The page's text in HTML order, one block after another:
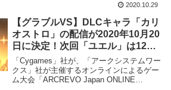
ィニティブ・エディション」及び対戦格闘
ゲーム「GUILTY GEAR Xrd REV 2」、探
索型2Dアクションゲーム「Hollow
Knight」並びに一人称アドベンチャーゲー
ム「PlayStation 5」版「Bugsnax」の4タ
イトルの無料配信が発表されました。
2020.10.29
【グラブルVS】DLCキャラ「カリ
オストロ」の配信が2020年10月20
日に決定！次回「ユエル」は12月
下旬予定
「Cygames」社が、「アークシステムワー
クス」社が主催するオンラインによるゲー
ム大会「ARCREVO Japan ONLINE